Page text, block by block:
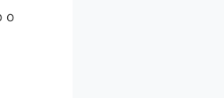
o